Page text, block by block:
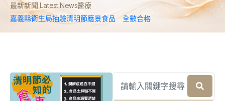
最新新聞 Latest News醫療
嘉義縣衛生局抽驗清明節應景食品 全數合格